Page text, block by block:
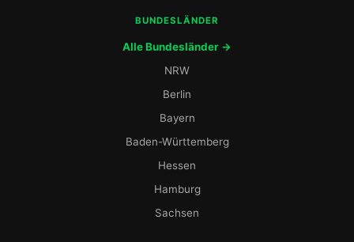
BUNDESLÄNDER
Alle Bundesländer →
NRW
Berlin
Bayern
Baden-Württemberg
Hessen
Hamburg
Sachsen